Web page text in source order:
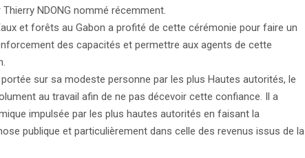
NDONG nommé récemment.
et forêts au Gabon a profité de cette cérémonie pour faire un
des capacités et permettre aux agents de cette
sur sa modeste personne par les plus Hautes autorités, le
au travail afin de ne pas décevoir cette confiance. Il a
impulsée par les plus hautes autorités en faisant la
publique et particulièrement dans celle des revenus issus de la